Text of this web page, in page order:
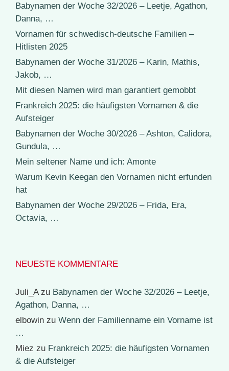
Babynamen der Woche 32/2026 – Leetje, Agathon,
Danna, …
Vornamen für schwedisch-deutsche Familien –
Hitlisten 2025
Babynamen der Woche 31/2026 – Karin, Mathis,
Jakob, …
Mit diesen Namen wird man garantiert gemobbt
Frankreich 2025: die häufigsten Vornamen & die
Aufsteiger
Babynamen der Woche 30/2026 – Ashton, Calidora,
Gundula, …
Mein seltener Name und ich: Amonte
Warum Kevin Keegan den Vornamen nicht erfunden
hat
Babynamen der Woche 29/2026 – Frida, Era,
Octavia, …
NEUESTE KOMMENTARE
Juli_Azu Babynamen der Woche 32/2026 – Leetje,
Agathon, Danna, …
elbowin zu Wenn der Familienname ein Vorname ist
…
Miez zu Frankreich 2025: die häufigsten Vornamen
& die Aufsteiger